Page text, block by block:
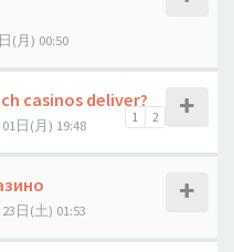
(月) 00:50
casinos deliver?
1 2
日(月) 19:48
日(土) 01:53